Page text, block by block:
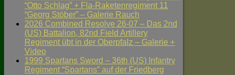
“Otto Schlag” + Fla-Raketenregiment 11
“Georg Stöber” – Galerie Rauch
2026 Combined Resolve 26-07 – Das 2nd
(US) Battalion, 82nd Field Artillery
Regiment übt in der Oberpfalz – Galerie +
Video
1999 Spartans Sword – 36th (US) Infantry
Regiment “Spartans” auf der Friedberg